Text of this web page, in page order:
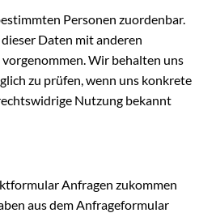
Personen zuordenbar.
Daten mit anderen
Wir behalten uns
zu prüfen, wenn uns konkrete
Nutzung bekannt
Anfragen zukommen
aus dem Anfrageformular